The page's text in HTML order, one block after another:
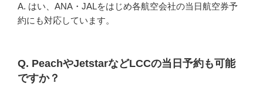
A. はい、ANA・JALをはじめ各航空会社の当日航空券予
約にも対応しています。
Q. PeachやJetstarなどLCCの当日予約も可能
ですか？